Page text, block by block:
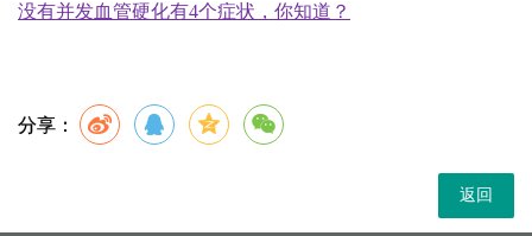
没有并发血管硬化有4个症状，你知道？
分享：
返回